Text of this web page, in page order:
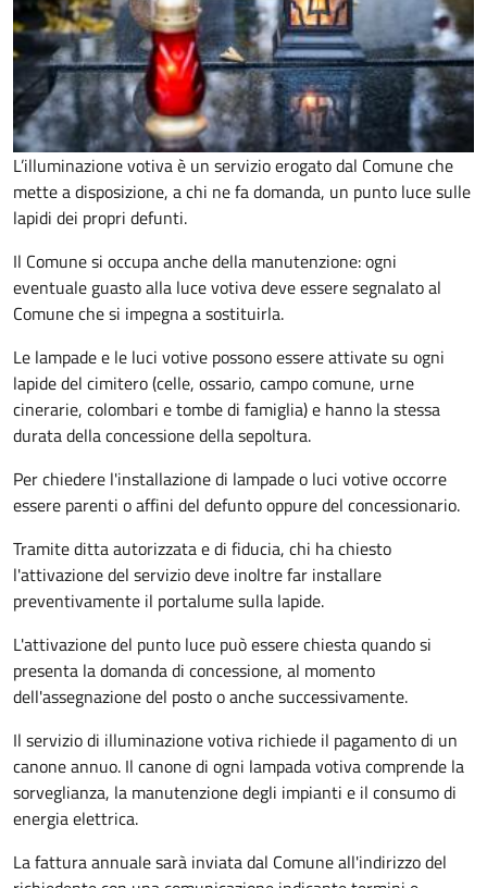
L’illuminazione votiva è un servizio erogato dal Comune che
mette a disposizione, a chi ne fa domanda, un punto luce sulle
lapidi dei propri defunti.
Il Comune si occupa anche della manutenzione: ogni
eventuale guasto alla luce votiva deve essere segnalato al
Comune che si impegna a sostituirla.
Le lampade e le luci votive possono essere attivate su ogni
lapide del cimitero (celle, ossario, campo comune, urne
cinerarie, colombari e tombe di famiglia) e hanno la stessa
durata della concessione della sepoltura.
Per chiedere l'installazione di lampade o luci votive occorre
essere parenti o affini del defunto oppure del concessionario.
Tramite ditta autorizzata e di fiducia, chi ha chiesto
l'attivazione del servizio deve inoltre far installare
preventivamente il portalume sulla lapide.
L'attivazione del punto luce può essere chiesta quando si
presenta la domanda di concessione, al momento
dell'assegnazione del posto o anche successivamente.
Il servizio di illuminazione votiva richiede il pagamento di un
canone annuo. Il canone di ogni lampada votiva comprende la
sorveglianza, la manutenzione degli impianti e il consumo di
energia elettrica.
La fattura annuale sarà inviata dal Comune all'indirizzo del